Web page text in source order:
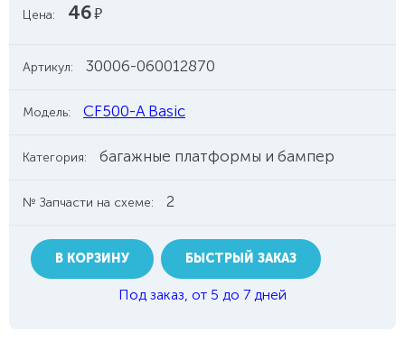
Цена: 46руб.
Артикул: 30006-060012870
Модель: CF500-A Basic
Категория: багажные платформы и бампер
№ Запчасти на схеме: 2
В КОРЗИНУ БЫСТРЫЙ ЗАКАЗ
Под заказ, от 5 до 7 дней